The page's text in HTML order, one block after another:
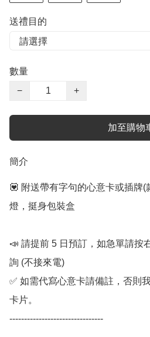
送禮目的
數量
−
+
加至購物
簡介
💟 附送帶有字句的心意卡或插牌(
燈，挺身包裝盒
📣 請提前 5 日預訂，如急單請按
詢 (不接來電)
✅ 如需代寫心意卡請備註，否則
卡片。
--------------------------------